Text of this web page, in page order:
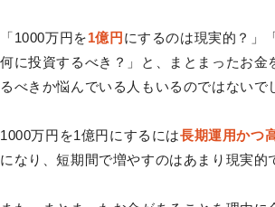
「1000万円を1億円 にするのは現実的？」
何に投資するべき？」と、まとまったお金
るべきか悩んでいる人もいるのではないで
1000万円を1億円にするには長期運用かつ
になり、短期間で増やすのはあまり現実的